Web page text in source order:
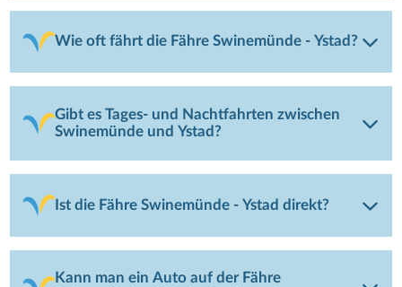
Wie oft fährt die Fähre Swinemünde - Ystad?
Gibt es Tages- und Nachtfahrten zwischen
Swinemünde und Ystad?
Ist die Fähre Swinemünde - Ystad direkt?
Kann man ein Auto auf der Fähre